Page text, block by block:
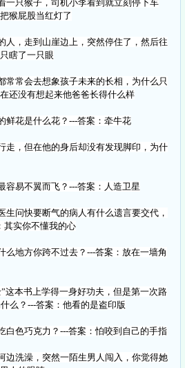
一只猴子，司机小李看到就立刻停下车
猴屁股当红灯了
人，走到山崖边上，突然停住了，然后往
瞎了一只眼
常常会去想象孩子未来的长相，为什么只
还没有想起来他爸爸长得什么样
鲜花是什么花？---答案：牵牛花
走，但在他的身后却没有发现脚印，为什
容易不翼而飞？---答案：人造卫星
生问快要断气的病人有什么遗言要交代，
其实你不懂我的心
么地方你跨不过去？---答案：放在一墙角
这本书上学得一身好功夫，但是第一次路
么？---答案：他看的是盗印版
白色巧克力？---答案：怕咬到自己的手指
边洗澡，突然一陌生男人闯入，你觉得她